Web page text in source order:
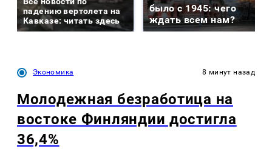
падению вертолета на
Кавказе: читать здесь
было с 1945: чего
ждать всем нам?
Экономика 8 минут назад
Молодежная безработица на
востоке Финляндии достигла
36,4%